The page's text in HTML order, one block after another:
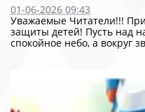
01-06-2026 09:43
Уважаемые Читатели!!!
защиты детей! Пусть над
спокойное небо, а вокруг